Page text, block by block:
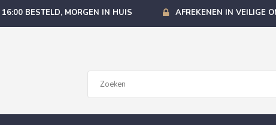
16:00 BESTELD, MORGEN IN HUIS AFREKENEN IN VEILIGE